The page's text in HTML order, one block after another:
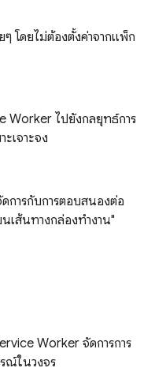
โดยไม่ต้องตั้งค่าจากแพ็ก
Worker ไปยังกลยุทธ์การ
เจาะจง
การกับการตอบสนองต่อ
เส้นทางกล่องทำงาน"
Worker จัดการการ
ณ์ในวงจร